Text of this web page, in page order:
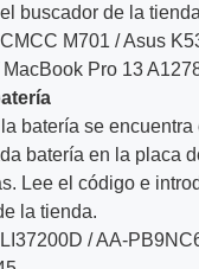
buscador de la
M701 / Asus
Pro 13
batería se encuentra
batería en la placa
Lee el código e
la tienda.
/ AA-